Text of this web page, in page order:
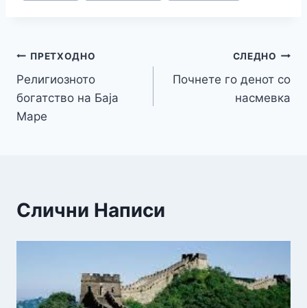
k
er
Навигација
на
напис
ПРЕТХОДНО
Религиозното
богатство на Баја
Маре
СЛЕДНО
Почнете го денот со
насмевка
Слични Написи